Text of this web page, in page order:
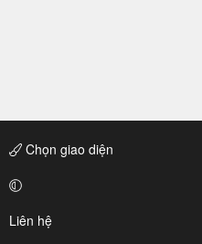
Chọn giao diện
Liên hệ